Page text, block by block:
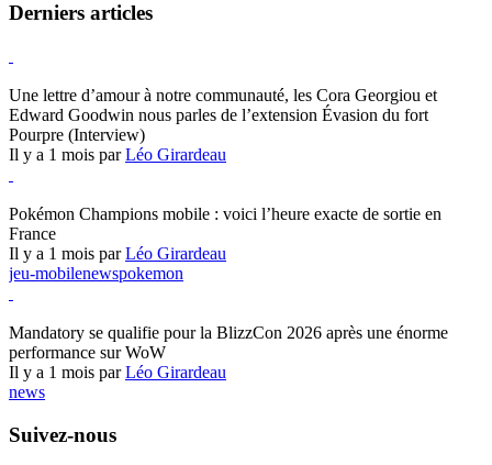
Derniers articles
Une lettre d’amour à notre communauté, les Cora Georgiou et
Edward Goodwin nous parles de l’extension Évasion du fort
Pourpre (Interview)
Il y a 1 mois parLéo Girardeau
Pokémon Champions mobile : voici l’heure exacte de sortie en
France
Il y a 1 mois parLéo Girardeau
jeu-mobilenewspokemon
Mandatory se qualifie pour la BlizzCon 2026 après une énorme
performance sur WoW
Il y a 1 mois parLéo Girardeau
news
Suivez-nous